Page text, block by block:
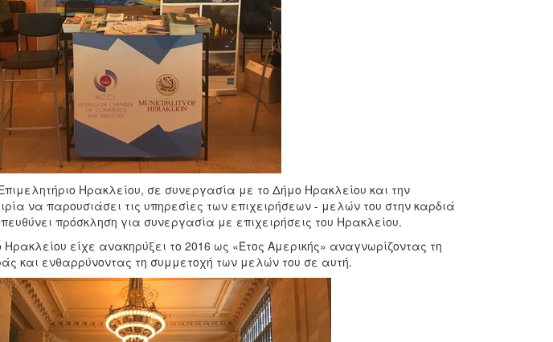
Ηρακλείου, σε συνεργασία με το Δήμο Ηρακλείου και την
να παρουσιάσει τις υπηρεσίες των επιχειρήσεων - μελών του στην καρδιά
πρόσκληση για συνεργασία με επιχειρήσεις του Ηρακλείου.
Ηρακλείου είχε ανακηρύξει το 2016 ως «Έτος Αμερικής» αναγνωρίζοντας τη
και ενθαρρύνοντας τη συμμετοχή των μελών του σε αυτή.